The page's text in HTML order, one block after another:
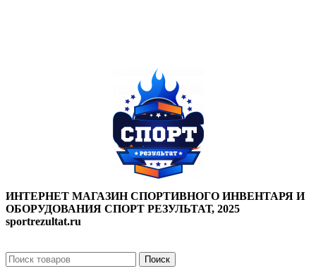
ИНТЕРНЕТ МАГАЗИН СПОРТИВНОГО ИНВЕНТАРЯ И
ОБОРУДОВАНИЯ СПОРТ РЕЗУЛЬТАТ, 2025
sportrezultat.ru
Поиск